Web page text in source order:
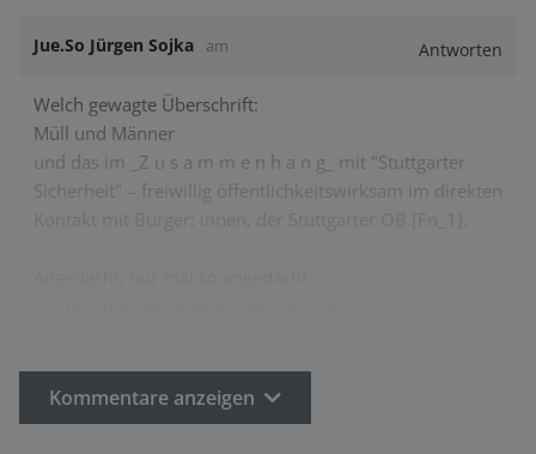
Jue.So Jürgen Sojka am Antworten
Welch gewagte Überschrift:
Müll und Männer
und das im _Z u s a m m e n h a n g_ mit "Stuttgarter
Sicherheit" – freiwillig öffentlichkeitswirksam im direkten
Kommentare anzeigen